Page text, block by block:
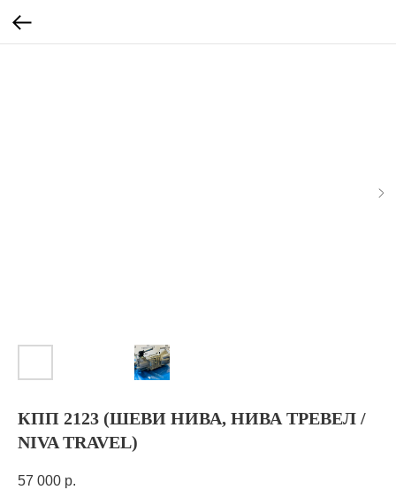
КПП 2123 (ШЕВИ НИВА, НИВА ТРЕВЕЛ /
NIVA TRAVEL)
57 000 р.